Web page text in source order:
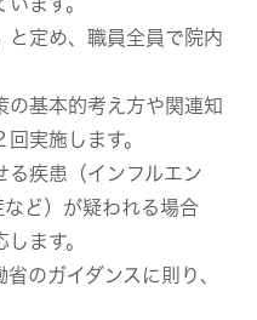
定め、職員全員で院内
基本的考え方や関連知
実施します。
疾患（インフルエン
ど）が疑われる場合
ます。
のガイダンスに則り、